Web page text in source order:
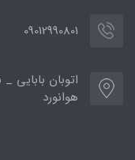
09012990801
هوانورد